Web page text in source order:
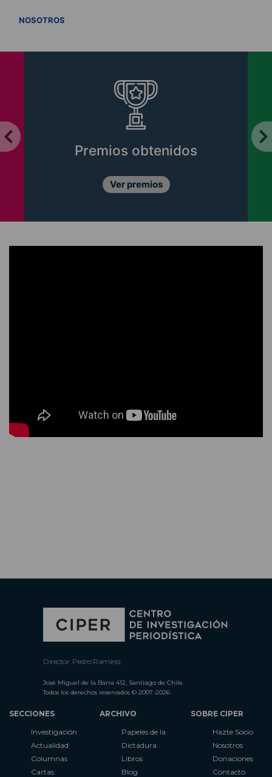
NOSOTROS
Premios obtenidos
Ver premios
Director: Pedro Ramírez
José Miguel de la Barra 412, Santiago de Chile
Todos los derechos reservados © 2007-2026
SECCIONES
Investigación
Actualidad
Columnas
Cartas
ARCHIVO
Papeles de la
Dictadura
Libros
Blog
SOBRE CIPER
Hazte Socio
Nosotros
Donaciones
Contacto